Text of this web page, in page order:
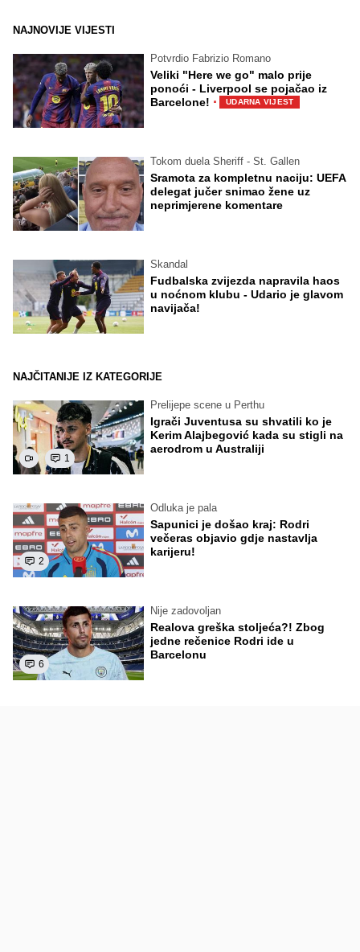
NAJNOVIJE VIJESTI
Potvrdio Fabrizio Romano
Veliki "Here we go" malo prije
ponoći - Liverpool se pojačao iz
Barcelone! · UDARNA VIJEST
Tokom duela Sheriff - St. Gallen
Sramota za kompletnu naciju: UEFA
delegat jučer snimao žene uz
neprimjerene komentare
Skandal
Fudbalska zvijezda napravila haos
u noćnom klubu - Udario je glavom
navijača!
NAJČITANIJE IZ KATEGORIJE
1
Prelijepe scene u Perthu
Igrači Juventusa su shvatili ko je
Kerim Alajbegović kada su stigli na
aerodrom u Australiji
2
Odluka je pala
Sapunici je došao kraj: Rodri
večeras objavio gdje nastavlja
karijeru!
6
Nije zadovoljan
Realova greška stoljeća?! Zbog
jedne rečenice Rodri ide u
Barcelonu